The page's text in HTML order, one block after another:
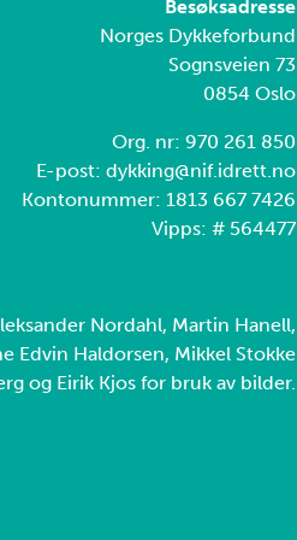
Besøksadresse
Norges Dykkeforbund
Sognsveien 73
0854 Oslo
Org. nr: 970 261 850
E-post: dykking@nif.idrett.no
Kontonummer: 1813 667 7426
Vipps: # 564477
Nordahl, Martin Hanell,
Edvin Haldorsen, Mikkel Stokke
og Eirik Kjos for bruk av bilder.